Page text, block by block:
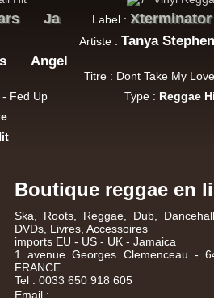
Ja
Angel
Fed Up
Label : Xterminator
Artiste :Tanya
Titre : Dont Take My
Type : Reggae
Boutique reggae en
Ska, Roots, Reggae Dub Dancehall
DVDs, Livres, Accessoires
imports EU - US - UK - Jamaica
1 avenue Georges Clemenceau -
FRANCE
Tel : 0033 650 918 605
Email :